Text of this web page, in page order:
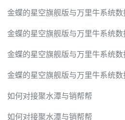
金蝶的星空旗舰版与万里牛系统
金蝶的星空旗舰版与万里牛系统
金蝶的星空旗舰版与万里牛系统
金蝶的星空旗舰版与万里牛系统
如何对接聚水潭与销帮帮
如何对接聚水潭与销帮帮